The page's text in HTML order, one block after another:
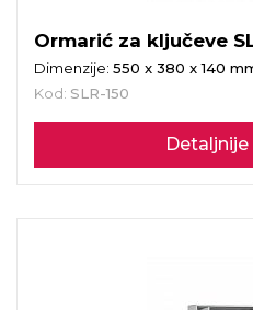
Ormarić za ključeve
Dimenzije: 550 x 380 x 140
Kod: SLR-150
Detaljnije